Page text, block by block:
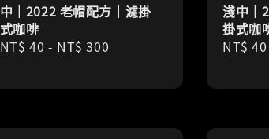
中｜2022 老帽配方｜濾掛
式咖啡
Regular
NT$ 40 - NT$ 300
淺中｜
掛式咖
NT$ 40